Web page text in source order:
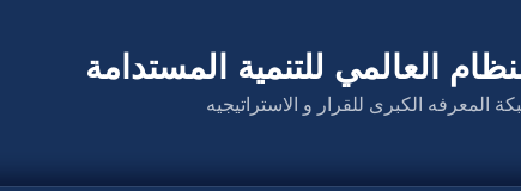
العالمي للتنمية المستدامة
المعرفه الكبرى للقرار و الاستراتيجيه